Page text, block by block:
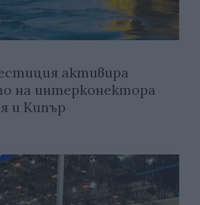
активира
на интерконектора
и Кипър